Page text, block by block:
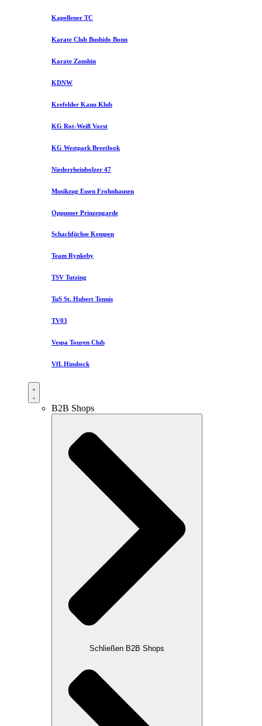
Kapellener TC
Karate Club Bushido Bonn
Karate Zanshin
KDNW
Krefelder Kanu Klub
KG Rot-Weiß Vorst
KG Westpark Breetlook
Niederrheinbolzer 47
Musikzug Essen Frohnhausen
Oppumer Prinzengarde
Schachfüchse Kempen
Team Rynkeby
TSV Tutzing
TuS St. Hubert Tennis
TV03
Vespa Touren Club
VfL Hinsbeck
B2B Shops
Schließen B2B Shops